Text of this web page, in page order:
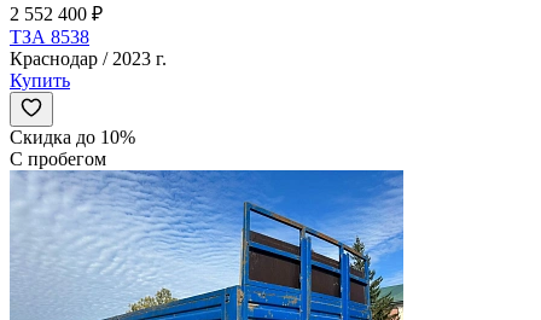
2 552 400 ₽
ТЗА 8538
Краснодар / 2023 г.
Купить
Скидка до 10%
С пробегом